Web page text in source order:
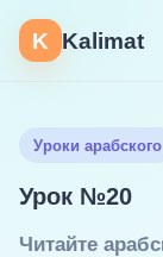
K Kalimat
Уроки арабского
Урок №20
Читайте